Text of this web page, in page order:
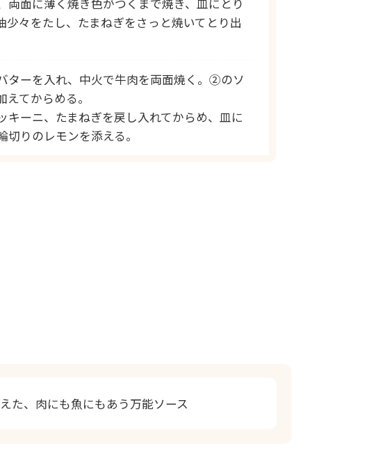
少々をたし、たまねぎをさっと焼いてとり出
ターを入れ、中火で牛肉を両面焼く。②のソ
えてからめる。
ーニ、たまねぎを戻し入れてからめ、皿に
切りのレモンを添える。
た、肉にも魚にもあう万能ソース